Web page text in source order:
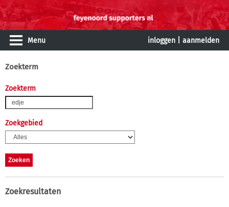
Menu inloggen aanmelden
Zoekterm
Zoekterm
Zoekgebied
Zoekresultaten